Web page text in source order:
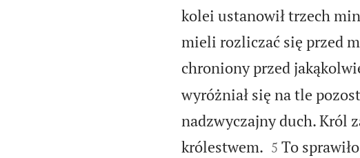
kolei ustanowił trzech
mieli rozliczać się przed
chroniony przed
wyróżniał się na tle
nadzwyczajny duch. Król
królestwem.
5 To